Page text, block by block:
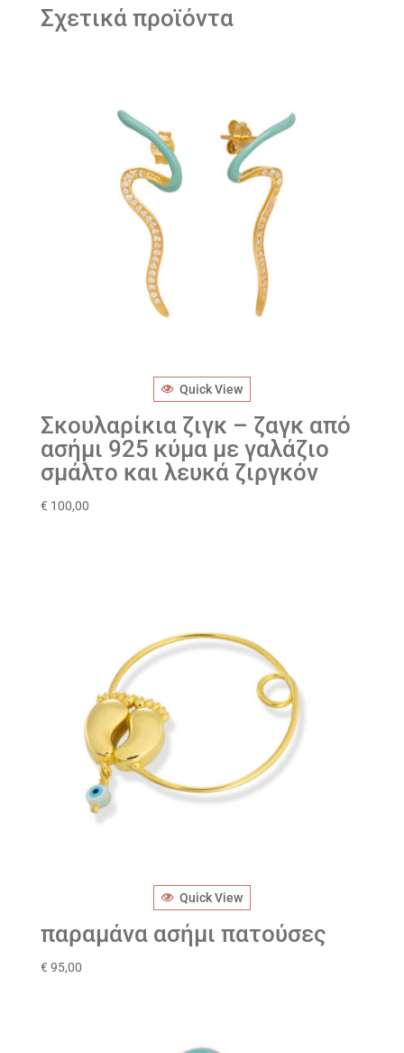
Σχετικά προϊόντα
Quick View
Σκουλαρίκια ζιγκ – ζαγκ από
ασήμι 925 κύμα με γαλάζιο
σμάλτο και λευκά ζιργκόν
€ 100,00
Quick View
παραμάνα ασήμι πατούσες
€ 95,00